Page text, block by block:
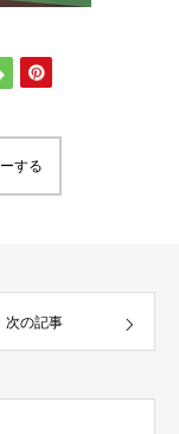
する
次の記事